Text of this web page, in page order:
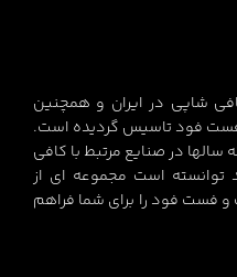
شاپی در ایران و همچنین
فست فود تاسیس گردیده است.
سالها در صنایع مرتبط با کافی
است مجموعه ای از
و فست فود را برای شما فراهم